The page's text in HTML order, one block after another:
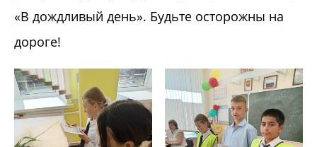
«В дождливый день». Будьте осторожны на
дороге!